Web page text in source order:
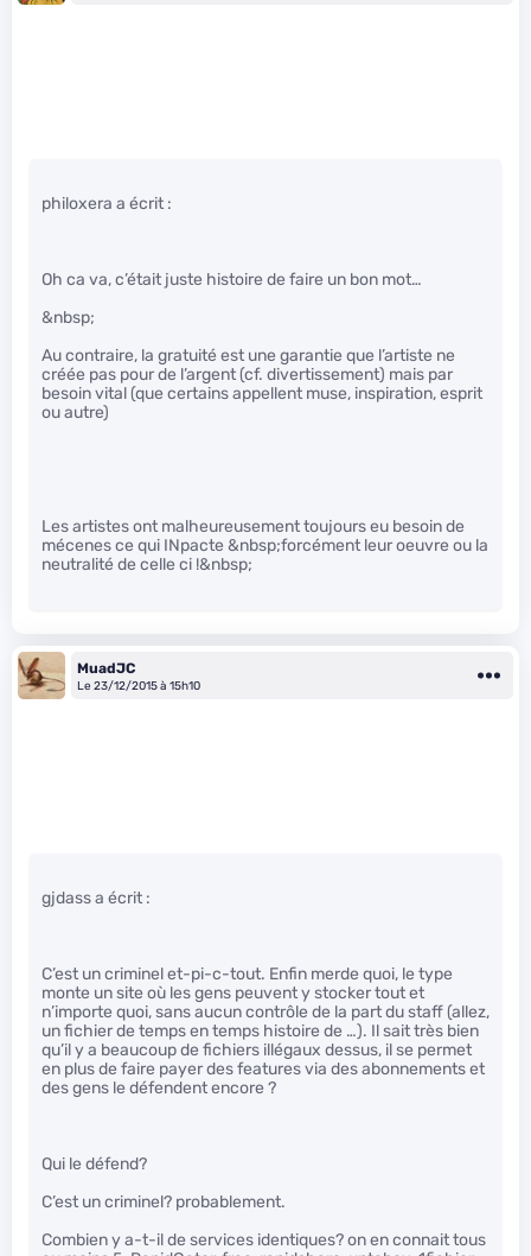
philoxera a écrit :
Oh ca va, c’était juste histoire de faire un bon mot…
&nbsp;
Au contraire, la gratuité est une garantie que l’artiste ne
créée pas pour de l’argent (cf. divertissement) mais par
besoin vital (que certains appellent muse, inspiration, esprit
ou autre)
Les artistes ont malheureusement toujours eu besoin de
mécenes ce qui INpacte &nbsp;forcément leur oeuvre ou la
neutralité de celle ci !&nbsp;
MuadJC
Le 23/12/2015 à 15h10
gjdass a écrit :
C’est un criminel et-pi-c-tout. Enfin merde quoi, le type
monte un site où les gens peuvent y stocker tout et
n’importe quoi, sans aucun contrôle de la part du staff (allez,
un fichier de temps en temps histoire de …). Il sait très bien
qu’il y a beaucoup de fichiers illégaux dessus, il se permet
en plus de faire payer des features via des abonnements et
des gens le défendent encore ?
Qui le défend?
C’est un criminel? probablement.
Combien y a-t-il de services identiques? on en connait tous